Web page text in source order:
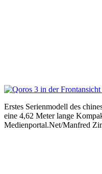
Erstes Serienmodell des
eine 4,62 Meter lange
Medienportal.Net/Manfred